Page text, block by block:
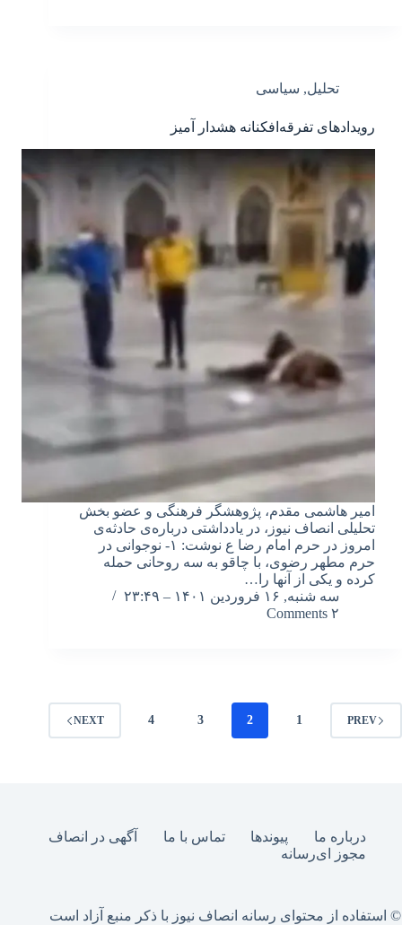
تحلیل, سیاسی
رویدادهای تفرقه‌افکنانه هشدار آمیز
امیر هاشمی مقدم، پژوهشگر فرهنگی و عضو بخش
تحلیلی انصاف نیوز، در یادداشتی درباره‌ی حادثه‌ی
امروز در حرم امام رضا ع نوشت: ۱- نوجوانی در
حرم مطهر رضوی، با چاقو به سه روحانی حمله
کرده و یکی از آنها را…
سه شنبه, ۱۶ فروردین ۱۴۰۱ – ۲۳:۴۹
۲ Comments
PREV
1
2
3
4
NEXT
درباره ما پیوندها تماس با ما
آگهی در انصاف
مجوز ای‌رسانه
© استفاده از محتوای رسانه انصاف نیوز با ذکر منبع آزاد است